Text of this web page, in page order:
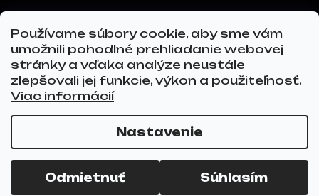
Používame súbory cookie, aby sme vám
umožnili pohodlné prehliadanie webovej
stránky a vďaka analýze neustále
zlepšovali jej funkcie, výkon a použiteľnosť.
Viac informácií
Nastavenie
Odmietnuť Súhlasím
Hviezdoslavov
Tel.č.:0911 271 302
Email:info@glovez.sk
Vytvoril Shoptet Premium
Copyright 2026GLOVEZ.sk. Všetky práva
vyhradené.Upraviť nastavenie cookies